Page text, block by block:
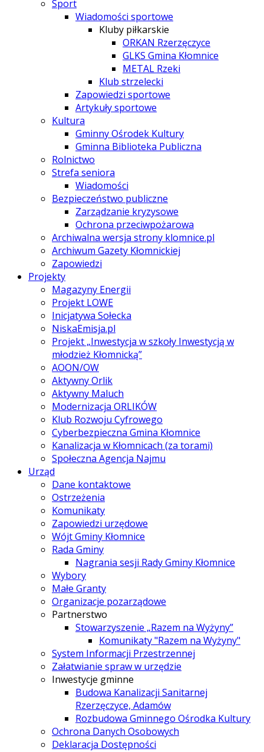
Sport
Wiadomości sportowe
Kluby piłkarskie
ORKAN Rzerzęczyce
GLKS Gmina Kłomnice
METAL Rzeki
Klub strzelecki
Zapowiedzi sportowe
Artykuły sportowe
Kultura
Gminny Ośrodek Kultury
Gminna Biblioteka Publiczna
Rolnictwo
Strefa seniora
Wiadomości
Bezpieczeństwo publiczne
Zarządzanie kryzysowe
Ochrona przeciwpożarowa
Archiwalna wersja strony klomnice.pl
Archiwum Gazety Kłomnickiej
Zapowiedzi
Projekty
Magazyny Energii
Projekt LOWE
Inicjatywa Sołecka
NiskaEmisja.pl
Projekt „Inwestycja w szkoły Inwestycją w
młodzież Kłomnicką”
AOON/OW
Aktywny Orlik
Aktywny Maluch
Modernizacja ORLIKÓW
Klub Rozwoju Cyfrowego
Cyberbezpieczna Gmina Kłomnice
Kanalizacja w Kłomnicach (za torami)
Społeczna Agencja Najmu
Urząd
Dane kontaktowe
Ostrzeżenia
Komunikaty
Zapowiedzi urzędowe
Wójt Gminy Kłomnice
Rada Gminy
Nagrania sesji Rady Gminy Kłomnice
Wybory
Małe Granty
Organizacje pozarządowe
Partnerstwo
Stowarzyszenie „Razem na Wyżyny”
Komunikaty "Razem na Wyżyny"
System Informacji Przestrzennej
Załatwianie spraw w urzędzie
Inwestycje gminne
Budowa Kanalizacji Sanitarnej
Rzerzęczyce, Adamów
Rozbudowa Gminnego Ośrodka Kultury
Ochrona Danych Osobowych
Deklaracja Dostępności